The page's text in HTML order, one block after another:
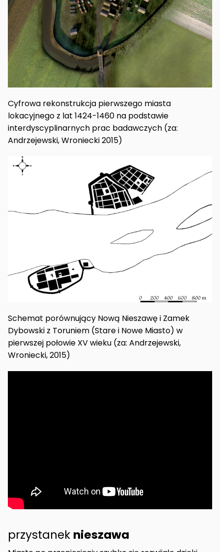
Cyfrowa rekonstrukcja pierwszego miasta
lokacyjnego z lat 1424-1460 na podstawie
interdyscyplinarnych prac badawczych (za:
Andrzejewski, Wroniecki 2015)
Schemat porównujący Nową Nieszawę i Zamek
Dybowski z Toruniem (Stare i Nowe Miasto) w
pierwszej połowie XV wieku (za: Andrzejewski,
Wroniecki, 2015)
przystanek nieszawa